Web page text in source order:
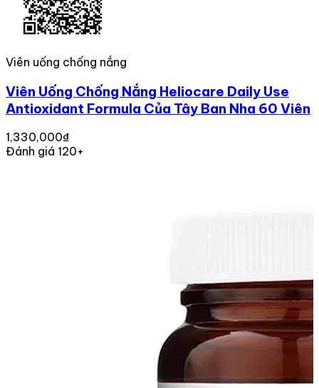
Viên uống chống nắng
Viên Uống Chống Nắng Heliocare Daily Use
Antioxidant Formula Của Tây Ban Nha 60 Viên
1,330,000₫
Đánh giá 120+